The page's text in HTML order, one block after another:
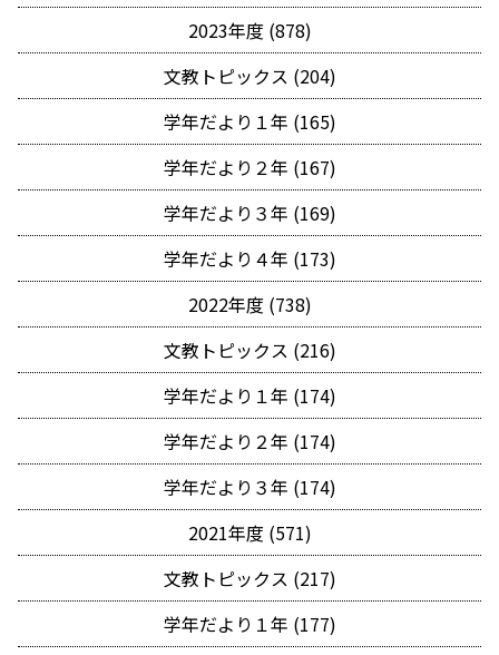
2023年度 (878)
文教トピックス (204)
学年だより１年 (165)
学年だより２年 (167)
学年だより３年 (169)
学年だより４年 (173)
2022年度 (738)
文教トピックス (216)
学年だより１年 (174)
学年だより２年 (174)
学年だより３年 (174)
2021年度 (571)
文教トピックス (217)
学年だより１年 (177)